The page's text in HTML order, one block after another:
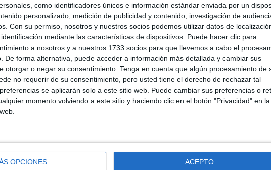
como identificadores únicos e información estándar enviada por un
personalizado, medición de publicidad y contenido, investigación de
Con su permiso, nosotros y nuestros socios podemos utilizar datos de
mediante las características de dispositivos. Puede hacer clic para
a nosotros y a nuestros 1733 socios para que llevemos a cabo el
De forma alternativa, puede acceder a información más detallada y cambiar sus
otorgar o negar su consentimiento. Tenga en cuenta que algún procesamiento de
no requerir de su consentimiento, pero usted tiene el derecho de rechazar tal
se aplicarán solo a este sitio web. Puede cambiar sus preferencias o
momento volviendo a este sitio y haciendo clic en el botón "Privacidad" en
OPCIONES ACEPTO
marroquíes" la motivación no era otra que "la
medio, que añade que "muy jóvenes, estos
de los llamados por el término bárbaro de 'ni-ni' (sin
de seguridad marroquíes para evitar la entrada en
participó el fin de semana en un encuentro en
una sola palabra a estos acontecimientos ni
se denomina como NEET) porque para el primer
"el paro endémico que asola el país o el sector